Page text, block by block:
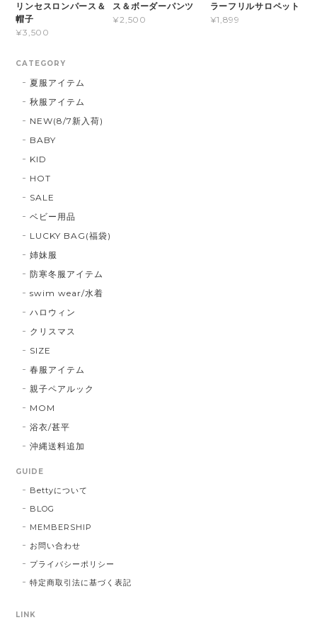
リンセスロンパース＆
帽子
¥3,500
ス＆ボーダーパンツ
¥2,500
ラーフリルサロペット
¥1,899
CATEGORY
夏服アイテム
秋服アイテム
NEW(8/7新入荷)
BABY
KID
HOT
SALE
ベビー用品
LUCKY BAG(福袋)
姉妹服
防寒冬服アイテム
swim wear/水着
ハロウィン
クリスマス
SIZE
春服アイテム
親子ペアルック
MOM
浴衣/甚平
沖縄送料追加
GUIDE
Bettyについて
BLOG
MEMBERSHIP
お問い合わせ
プライバシーポリシー
特定商取引法に基づく表記
LINK